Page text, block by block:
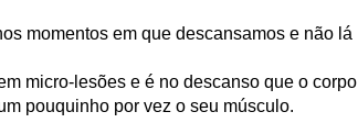
momentos em que descansamos e não lá
micro-lesões e é no descanso que o corpo
pouquinho por vez o seu músculo.